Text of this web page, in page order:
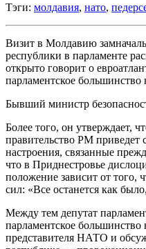
Тэги: молдавия, нато,
Визит в Молдавию
республики в парламенте
открыто говорит о
парламентское
Бывший министр
Более того, он утверждает,
правительство РМ
настроения, связанные
что в Приднестровье
положение зависит от того,
сил: «Все останется как
Между тем депутат
парламентское
представителя НАТО и